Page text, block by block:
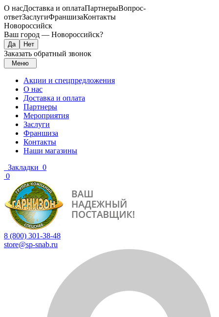
О насДоставка и оплатаПартнерыВопрос-
ответЗаслугиФраншизаКонтакты
Новороссийск
Ваш город — Новороссийск?
Заказать обратный звонок
Меню
Акции и спецпредложения
О нас
Доставка и оплата
Партнеры
Мероприятия
Заслуги
Франшиза
Контакты
Наши магазины
Закладки 0
0
8 (800) 301-38-48
store@sp-snab.ru